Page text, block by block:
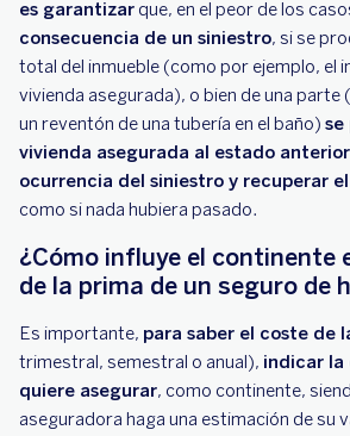
es garantizar que, en el peor de los
consecuencia de un siniestro, si se
total del inmueble (como por ejemplo, el
vivienda asegurada), o bien de una parte
un reventón de una tubería en el baño) se
vivienda asegurada al estado
ocurrencia del siniestro y recuperar
como si nada hubiera pasado.
¿Cómo influye el continente
de la prima de un seguro de
Es importante, para saber el coste de
trimestral, semestral o anual), indicar la
quiere asegurar, como continente,
aseguradora haga una estimación de su